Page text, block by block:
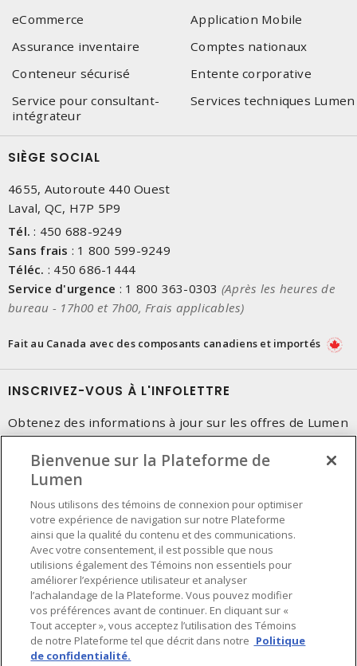
eCommerce
Application Mobile
Assurance inventaire
Comptes nationaux
Conteneur sécurisé
Entente corporative
Service pour consultant-
intégrateur
Services techniques Lumen
SIÈGE SOCIAL
4655, Autoroute 440 Ouest
Laval, QC, H7P 5P9
Tél. : 450 688-9249
Sans frais : 1 800 599-9249
Téléc. : 450 686-1444
Service d'urgence : 1 800 363-0303 (Après les heures de
bureau - 17h00 et 7h00, Frais applicables)
Fait au Canada avec des composants canadiens et importés
INSCRIVEZ-VOUS À L'INFOLETTRE
Obtenez des informations à jour sur les offres de Lumen
Préférences en matière de cookies
Bienvenue sur la Plateforme de
Lumen
Nous utilisons des témoins de connexion pour optimiser
votre expérience de navigation sur notre Plateforme
ainsi que la qualité du contenu et des communications.
Avec votre consentement, il est possible que nous
utilisions également des Témoins non essentiels pour
améliorer l’expérience utilisateur et analyser
l’achalandage de la Plateforme. Vous pouvez modifier
vos préférences avant de continuer. En cliquant sur «
Tout accepter », vous acceptez l’utilisation des Témoins
de notre Plateforme tel que décrit dans notre Politique
de confidentialité.